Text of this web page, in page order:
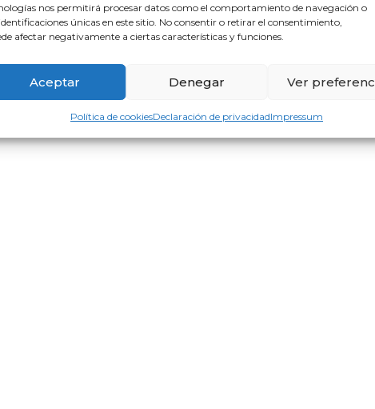
nos permitirá procesar datos como el comportamiento de navegación o
únicas en este sitio. No consentir o retirar el consentimiento,
afectar negativamente a ciertas características y funciones.
Aceptar Denegar Ver
Política de cookiesDeclaración de privacidadImpressum